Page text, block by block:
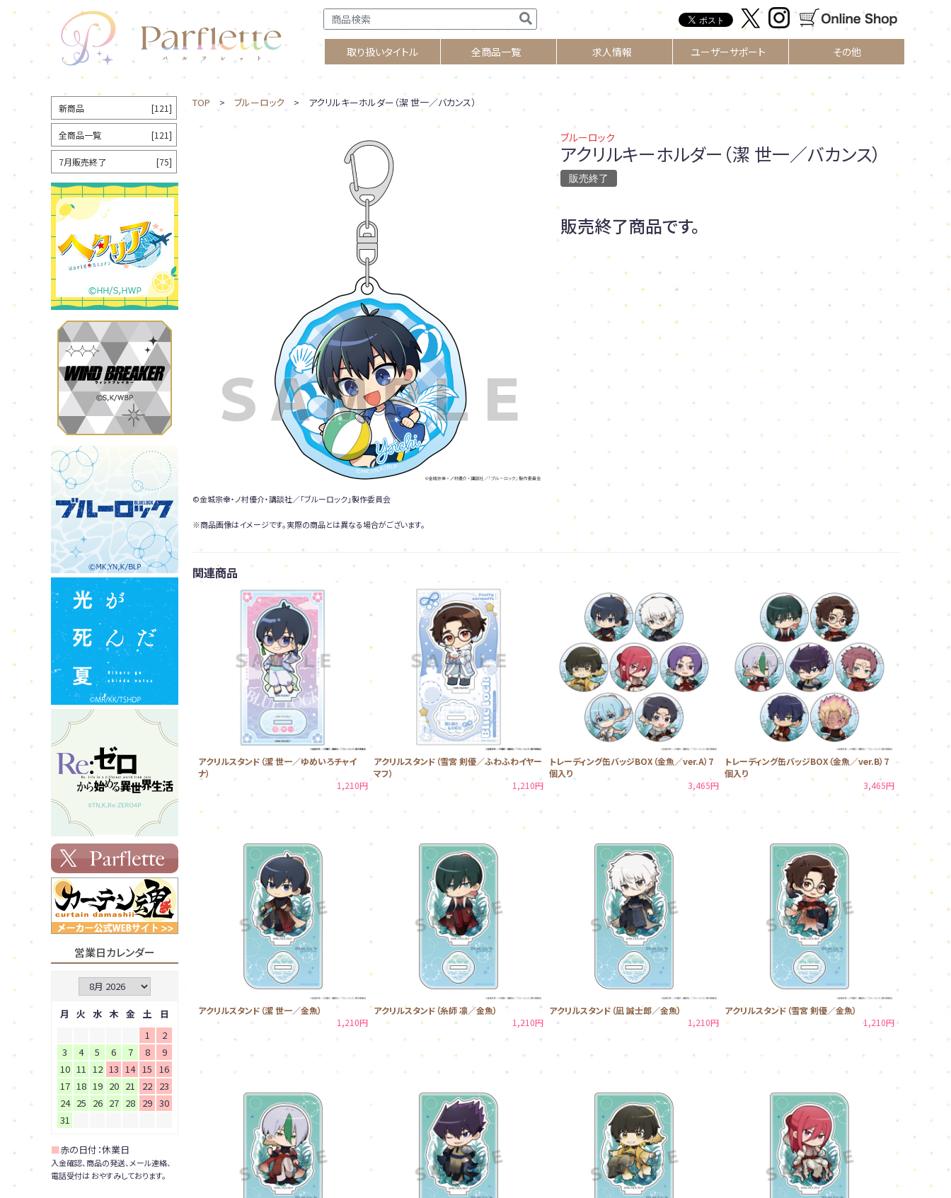
取り扱いタイトル 全商品一覧 求人情報 ユーザーサポート その他
TOP > ブルーロック > アクリルキーホルダー（潔 世一／バカンス）
©金城宗幸・ノ村優介・講談社／「ブルーロック」製作委員会
※商品画像はイメージです。実際の商品とは異なる場合がございます。
ブルーロック
アクリルキーホルダー（潔 世一／バカンス）
販売終了
販売終了商品です。
関連商品
アクリルスタンド（潔 世一／ゆめいろチャイ
ナ）
1,210円
アクリルスタンド（雪宮 剣優／ふわふわイヤー
マフ）
1,210円
トレーディング缶バッジBOX（金魚／ver.A）7
個入り
3,465円
トレーディング缶バッジBOX（金魚／ver.B）7
個入り
3,465円
アクリルスタンド（潔 世一／金魚）
1,210円
アクリルスタンド（糸師 凛／金魚）
1,210円
アクリルスタンド（凪 誠士郎／金魚）
1,210円
アクリルスタンド（雪宮 剣優／金魚）
1,210円
新商品 [121]
全商品一覧 [121]
7月販売終了 [75]
営業日カレンダー
月 火 水 木 金 土
日
1
2
3
4 5 6 7 8
9
10 11 12 13 14 15
16
17 18 19 20 21 22 23
24 25 26 27 28 29 30
31
■赤の日付：休業日
入金確認、商品の発送、メール連絡、
電話受付は おやすみしております。